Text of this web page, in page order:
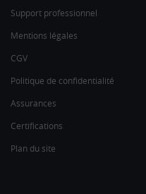
Support professionnel
Mentions légales
CGV
Politique de confidentialité
Assurances
Certifications
Plan du site